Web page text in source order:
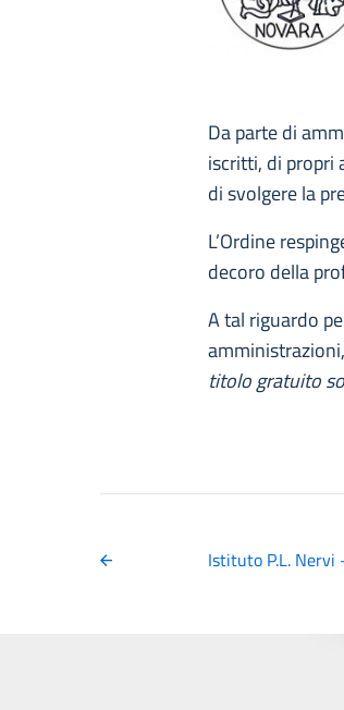
Da parte di
iscritti, di propri
di svolgere la
L’Ordine
decoro della
A tal riguardo
titolo gratuito
Istituto P.L. Nervi